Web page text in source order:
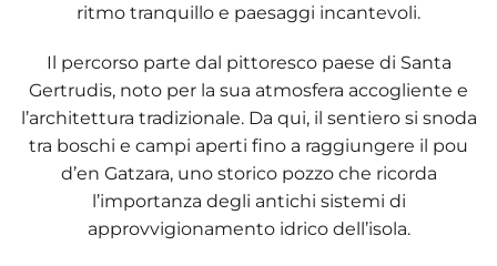
ritmo tranquillo e paesaggi incantevoli.
Il percorso parte dal pittoresco paese di Santa
Gertrudis, noto per la sua atmosfera accogliente e
l’architettura tradizionale. Da qui, il sentiero si snoda
tra boschi e campi aperti fino a raggiungere il pou
d’en Gatzara, uno storico pozzo che ricorda
l’importanza degli antichi sistemi di
approvvigionamento idrico dell’isola.